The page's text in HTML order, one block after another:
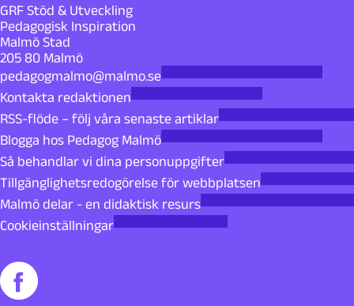
GRF Stöd & Utveckling
Pedagogisk Inspiration
Malmö Stad
205 80 Malmö
pedagogmalmo@malmo.se
Kontakta redaktionen
RSS-flöde – följ våra senaste artiklar
Blogga hos Pedagog Malmö
Så behandlar vi dina personuppgifter
Tillgänglighetsredogörelse för webbplatsen
Malmö delar - en didaktisk resurs
Cookieinställningar